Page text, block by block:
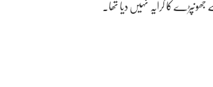
کا کرایہ نہیں دیا تھا۔